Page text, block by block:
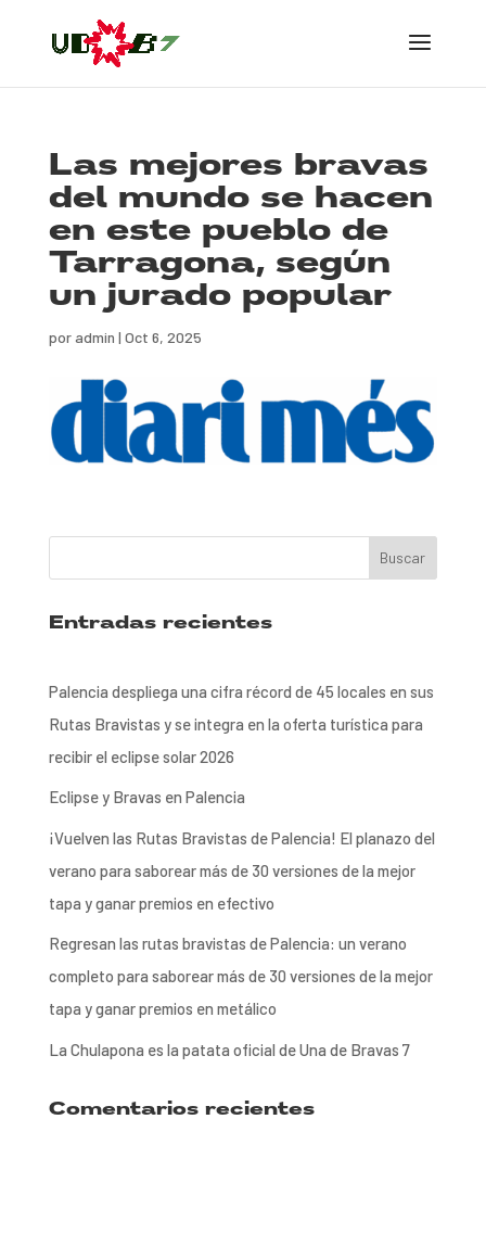
Las mejores bravas
del mundo se hacen
en este pueblo de
Tarragona, según
un jurado popular
poradmin | Oct 6, 2025
Entradas recientes
Palencia despliega una cifra récord de 45 locales en sus
Rutas Bravistas y se integra en la oferta turística para
recibir el eclipse solar 2026
Eclipse y Bravas en Palencia
¡Vuelven las Rutas Bravistas de Palencia! El planazo del
verano para saborear más de 30 versiones de la mejor
tapa y ganar premios en efectivo
Regresan las rutas bravistas de Palencia: un verano
completo para saborear más de 30 versiones de la mejor
tapa y ganar premios en metálico
La Chulapona es la patata oficial de Una de Bravas 7
Comentarios recientes